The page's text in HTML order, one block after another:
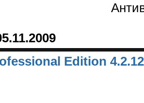
Edition